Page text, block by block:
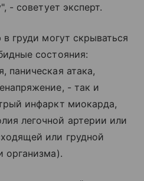
- советует эксперт.
груди могут скрываться
состояния:
паническая атака,
- так и
инфаркт миокарда,
легочной артерии или
или грудной
организма).